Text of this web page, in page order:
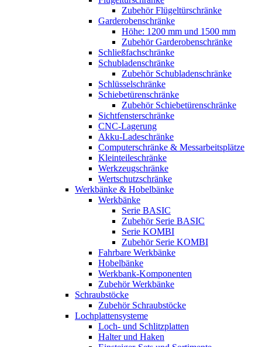
Zubehör Flügeltürschränke
Garderobenschränke
Höhe: 1200 mm und 1500 mm
Zubehör Garderobenschränke
Schließfachschränke
Schubladenschränke
Zubehör Schubladenschränke
Schlüsselschränke
Schiebetürenschränke
Zubehör Schiebetürenschränke
Sichtfensterschränke
CNC-Lagerung
Akku-Ladeschränke
Computerschränke & Messarbeitsplätze
Kleinteileschränke
Werkzeugschränke
Wertschutzschränke
Werkbänke & Hobelbänke
Werkbänke
Serie BASIC
Zubehör Serie BASIC
Serie KOMBI
Zubehör Serie KOMBI
Fahrbare Werkbänke
Hobelbänke
Werkbank-Komponenten
Zubehör Werkbänke
Schraubstöcke
Zubehör Schraubstöcke
Lochplattensysteme
Loch- und Schlitzplatten
Halter und Haken